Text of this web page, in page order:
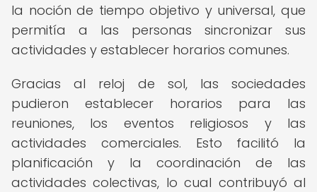
la noción de tiempo objetivo y universal, que
permitía a las personas sincronizar sus
actividades y establecer horarios comunes.
Gracias al reloj de sol, las sociedades
pudieron establecer horarios para las
reuniones, los eventos religiosos y las
actividades comerciales. Esto facilitó la
planificación y la coordinación de las
actividades colectivas, lo cual contribuyó al